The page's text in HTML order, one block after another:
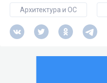
Архитектура и ОС